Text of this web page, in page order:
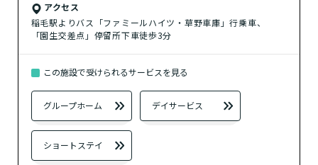
グループホーム ？
シニア向けマンション ？
自宅から通う
アクセス
稲毛駅よりバス「ファミールハイツ・草野車庫」行乗車、
「園生交差点」停留所下車徒歩3分
この施設で受けられるサービスを見る
グループホーム デイサービス
ショートステイ